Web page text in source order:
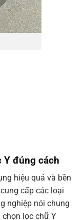
Y đúng cách
hiệu quả và bền
cấp các loại
nghiệp nói chung
lọc chữ Y